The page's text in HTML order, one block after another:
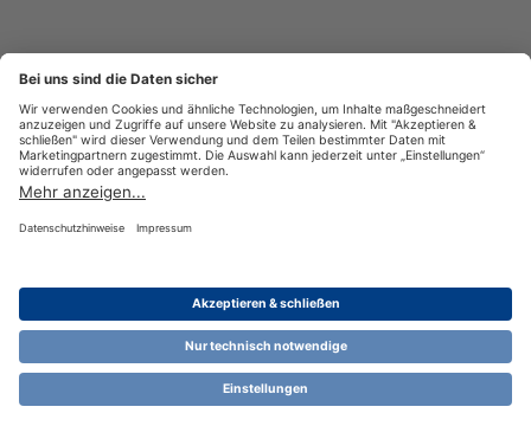
Nutzungsbestimmungen Cookie-Einstellungen
Community-Software:WoltLab Suite™ 6.1.13